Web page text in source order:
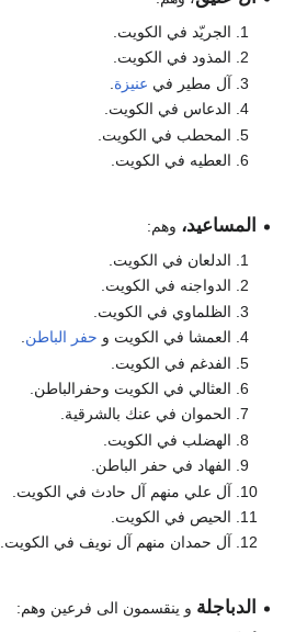
الجريّد في الكويت.
المذود في الكويت.
آل مطير في عنيزة
الدعاس في الكويت.
المحطب في الكويت.
العطيه في الكويت.
المساعيد، وهم:
الدلعان في الكويت.
الدواجنه في الكويت.
الظلماوي في الكويت.
العمشا في الكويت و حفر الباطن
الفدغم في الكويت.
العثالي في الكويت وحفرالباطن.
الحموان في عنك بالشرقية.
الهضلب في الكويت.
الفهاد في حفر الباطن.
آل علي منهم آل حادث في الكويت.
الحيص في الكويت.
آل حمدان منهم آل نويف في الكويت.
الدباجلة و ينقسمون الى فرعين وهم: